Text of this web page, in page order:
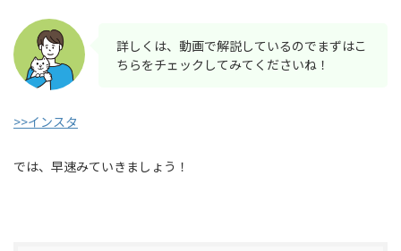
詳しくは、動画で解説しているのでまずはこ
ちらをチェックしてみてくださいね！
>>インスタ
では、早速みていきましょう！